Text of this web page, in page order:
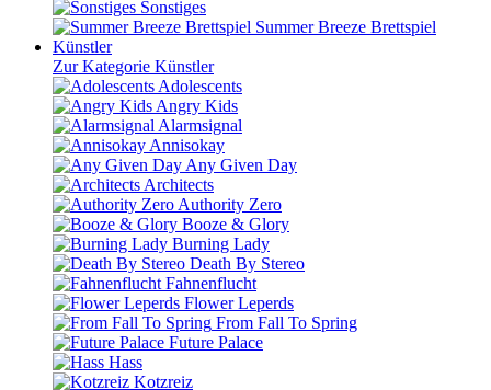
Sonstiges
Summer Breeze Brettspiel
Künstler
Zur Kategorie Künstler
Adolescents
Angry Kids
Alarmsignal
Annisokay
Any Given Day
Architects
Authority Zero
Booze & Glory
Burning Lady
Death By Stereo
Fahnenflucht
Flower Leperds
From Fall To Spring
Future Palace
Hass
Kotzreiz